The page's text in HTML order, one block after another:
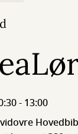
- 13:00